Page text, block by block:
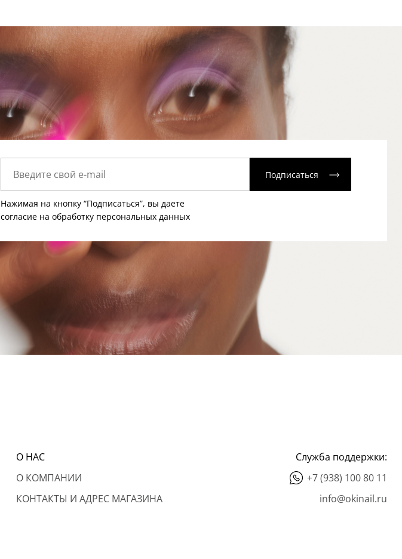
Подписаться
Нажимая на кнопку “Подписаться”, вы даете
согласие на обработку персональных данных
О НАС
О КОМПАНИИ
КОНТАКТЫ И АДРЕС МАГАЗИНА
Служба поддержки:
+7 (938) 100 80 11
info@okinail.ru